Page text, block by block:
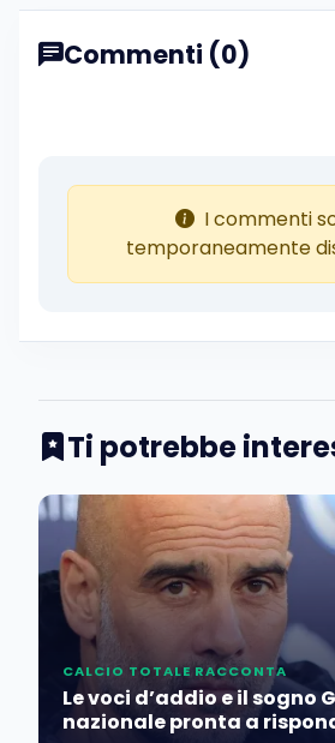
Commenti (0)
I commenti
temporaneamente
Ti potrebbe
CALCIO TOTALE RACCONTA
Le voci d’addio e il sogno
nazionale pronta a